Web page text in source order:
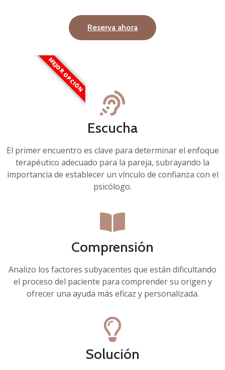
Reserva ahora
MEJOR OPCIÓN
Escucha
El primer encuentro es clave para determinar el enfoque
terapéutico adecuado para la pareja, subrayando la
importancia de establecer un vínculo de confianza con el
psicólogo.
Comprensión
Analizo los factores subyacentes que están dificultando
el proceso del paciente para comprender su origen y
ofrecer una ayuda más eficaz y personalizada.
Solución